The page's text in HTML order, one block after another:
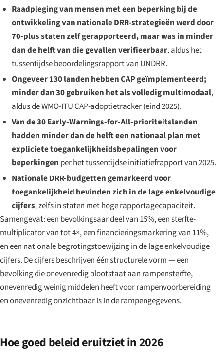
Raadpleging van mensen met een beperking bij de
ontwikkeling van nationale DRR-strategieën werd door
70-plus staten zelf gerapporteerd, maar was in minder
dan de helft van die gevallen verifieerbaar, aldus het
tussentijdse beoordelingsrapport van UNDRR.
Ongeveer 130 landen hebben CAP geïmplementeerd;
minder dan 30 gebruiken het als volledig multimodaal,
aldus de WMO-ITU CAP-adoptietracker (eind 2025).
Van de 30 Early-Warnings-for-All-prioriteitslanden
hadden minder dan de helft een nationaal plan met
expliciete toegankelijkheidsbepalingen voor
beperkingen per het tussentijdse initiatiefrapport van 2025.
Nationale DRR-budgetten gemarkeerd voor
toegankelijkheid bevinden zich in de lage enkelvoudige
cijfers, zelfs in staten met hoge rapportagecapaciteit.
Samengevat: een bevolkingsaandeel van 15%, een sterfte-
multiplicator van tot 4×, een financieringsmarkering van 11%,
en een nationale begrotingstoewijzing in de lage enkelvoudige
cijfers. De cijfers beschrijven één structurele vorm — een
bevolking die onevenredig blootstaat aan rampensterfte,
onevenredig weinig middelen heeft voor rampenvoorbereiding
en onevenredig onzichtbaar is in de rampengegevens.
Hoe goed beleid eruitziet in 2026